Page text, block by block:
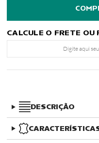
CALCULE O FRETE OU
DESCRIÇÃO